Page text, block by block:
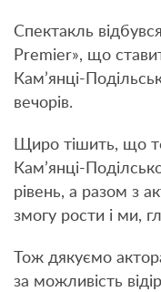
Спектакль
Premier», що
Кам’янці-
вечорів.
Щиро тішить, що
Кам’янці-
рівень, а разом з
змогу рости і ми,
Тож дякуємо
за можливість